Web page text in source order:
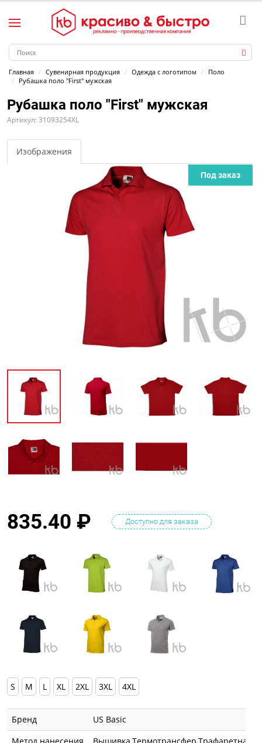
Главная Сувенирная продукция Одежда с логотипом
Поло
Рубашка поло "First" мужская
Рубашка поло "First" мужская
Артикул: 31093254XL
Изображения
Под заказ
835.40 ₽ Доступно для заказа
S M L XL 2XL 3XL 4XL
Бренд
US Basic
Метод нанесения
Вышивка,Термотрансфер,Трафаретная